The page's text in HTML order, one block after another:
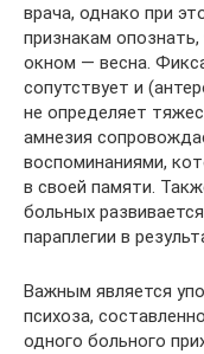
врача, однако при
признакам
окном — весна.
сопутствует и
не определяет
амнезия
воспоминаниями,
в своей памяти.
больных
параплегии в
Важным является
психоза,
одного больного